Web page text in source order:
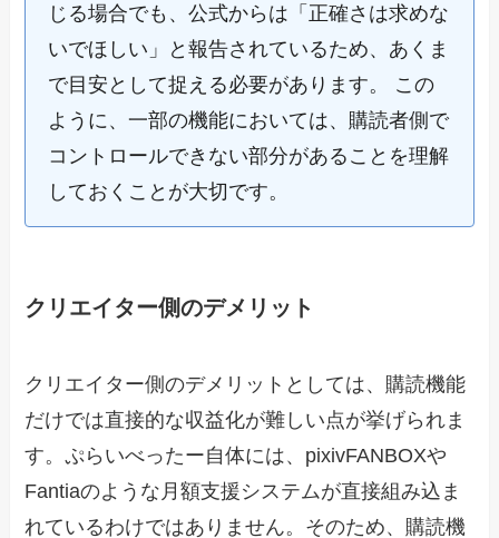
じる場合でも、公式からは「正確さは求めな
いでほしい」と報告されているため、あくま
で目安として捉える必要があります。 この
ように、一部の機能においては、購読者側で
コントロールできない部分があることを理解
しておくことが大切です。
クリエイター側のデメリット
クリエイター側のデメリットとしては、購読機能
だけでは直接的な収益化が難しい点が挙げられま
す。ぷらいべったー自体には、pixivFANBOXや
Fantiaのような月額支援システムが直接組み込ま
れているわけではありません。そのため、購読機